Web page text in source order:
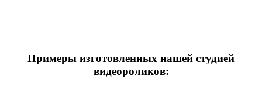
Примеры изготовленных нашей студией
видеороликов: